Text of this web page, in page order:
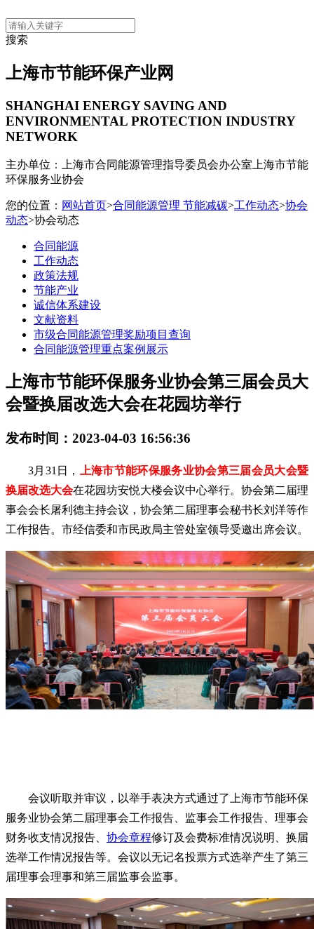
搜索
上海市节能环保产业网
SHANGHAI ENERGY SAVING AND
ENVIRONMENTAL PROTECTION INDUSTRY
NETWORK
主办单位：上海市合同能源管理指导委员会办公室 上海市节能
环保服务业协会
您的位置： 网站首页>合同能源管理 节能减碳>工作动态>协会
动态>协会动态
合同能源
工作动态
政策法规
节能产业
诚信体系建设
文献资料
市级合同能源管理奖励项目查询
合同能源管理重点案例展示
上海市节能环保服务业协会第三届会员大
会暨换届改选大会在花园坊举行
发布时间：2023-04-03 16:56:36
3月31日，
上海市节能环保服务业协会第三届会员大会暨
换届改选大会在花园坊安悦大楼会议中心举行。协会第二届理
事会会长屠利德主持会议，协会第二届理事会秘书长刘洋等作
工作报告。市经信委和市民政局主管处室领导受邀出席会议。
会议听取并审议，以举手表决方式通过了上海市节能环保
服务业协会第二届理事会工作报告、监事会工作报告、理事会
财务收支情况报告、 协会章程修订及会费标准情况说明、换届
选举工作情况报告等。会议以无记名投票方式选举产生了第三
届理事会理事和第三届监事会监事。